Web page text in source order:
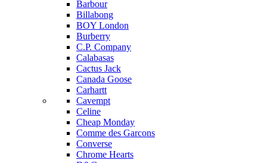
Barbour
Billabong
BOY London
Burberry
C.P. Company
Calabasas
Cactus Jack
Canada Goose
Carhartt
Cavempt
Celine
Cheap Monday
Comme des Garcons
Converse
Chrome Hearts